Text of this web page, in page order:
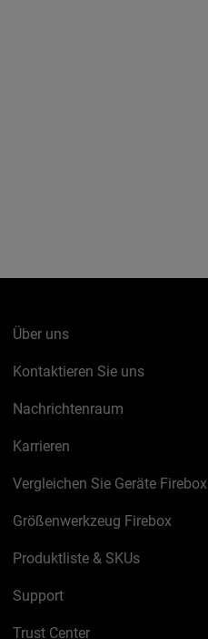
Über uns
Kontaktieren Sie uns
Nachrichtenraum
Karrieren
Vergleichen Sie Geräte Firebox
Größenwerkzeug Firebox
Produktliste & SKUs
Support
Trust Center